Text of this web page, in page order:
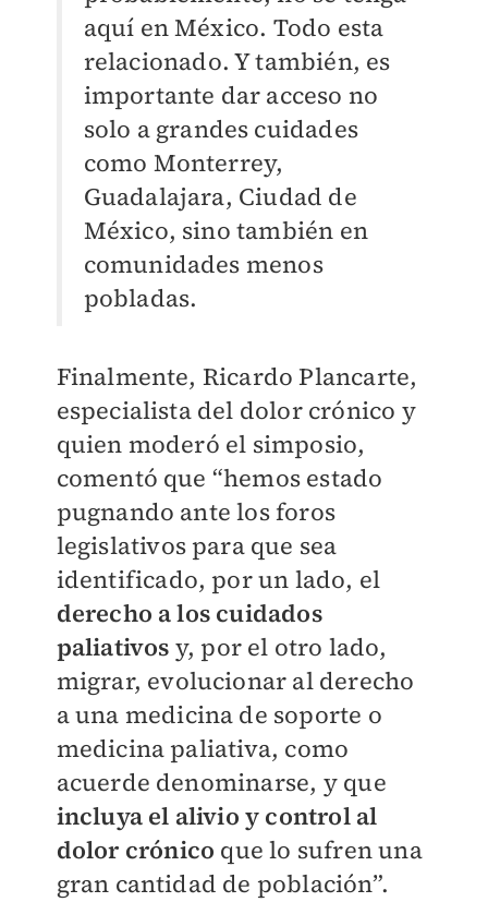
aquí en México. Todo esta
relacionado. Y también, es
importante dar acceso no
solo a grandes cuidades
como Monterrey,
Guadalajara, Ciudad de
México, sino también en
comunidades menos
pobladas.
Finalmente, Ricardo Plancarte,
especialista del dolor crónico y
quien moderó el simposio,
comentó que “hemos estado
pugnando ante los foros
legislativos para que sea
identificado, por un lado, el
derecho a los cuidados
paliativos y, por el otro lado,
migrar, evolucionar al derecho
a una medicina de soporte o
medicina paliativa, como
acuerde denominarse, y que
incluya el alivio y control al
dolor crónico que lo sufren una
gran cantidad de población”.